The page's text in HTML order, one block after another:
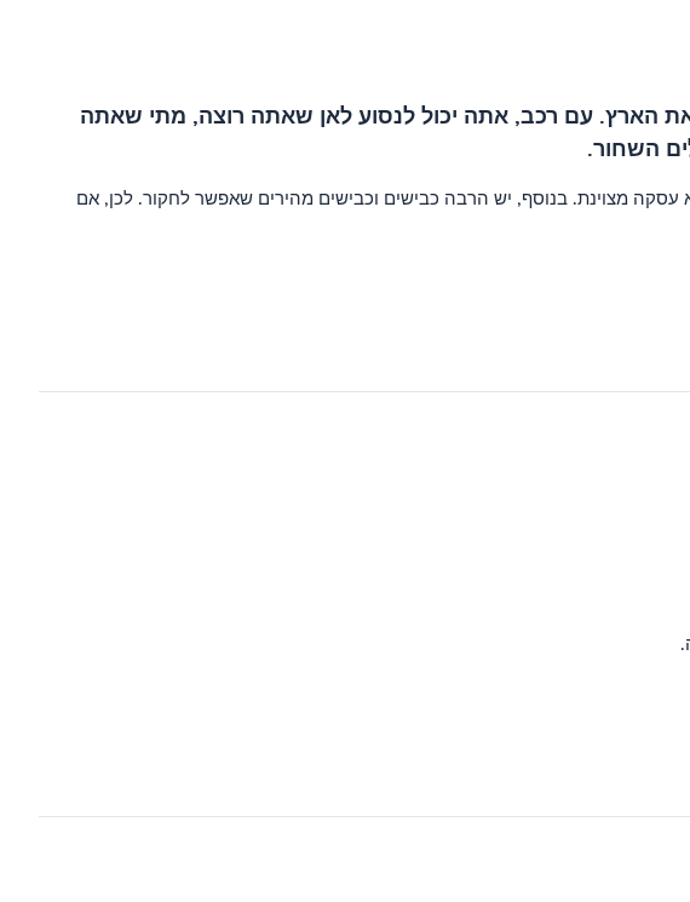
הארץ. עם רכב, אתה יכול לנסוע לאן שאתה רוצה, מתי שאתה
השחור.
מצוינת. בנוסף, יש הרבה כבישים וכבישים מהירים שאפשר לחקור. לכן, אם